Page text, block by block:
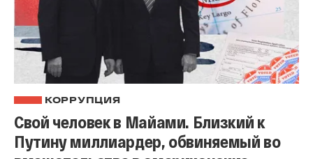
КОРРУПЦИЯ
Свой человек в Майами. Близкий к
Путину миллиардер, обвиняемый во